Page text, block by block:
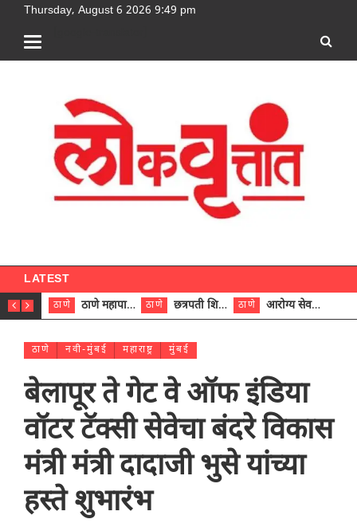
Thursday, August 6 2026 9:49 pm
LATEST
ठाणे ठाणे महापालिकेच्या नऊ प्रभाग समित्यांवर अध्यक्ष विराजमान ठाणे छत्रपती शिवाजी महाराज रुग्णालयात दुर्मिळ ट्युमरची यशस्वी शस्त्रक्रिया ठाणे आरोग्य सेवक (पुरुष) पदावरून ११ कर्मचाऱ्यांना आरोग्य सहाय्यक (पुरुष) पदावर पदोन्नती; मुख्य कार्यकारी अधिकारी रणजित यादव यांच्या हस्ते आदेश वितरण
ठाणे नवी-मुंबई महाराष्ट्र मुंबई
बेलापूर ते गेट वे ऑफ इंडिया
वॉटर टॅक्सी सेवेचा बंदरे विकास
मंत्री मंत्री दादाजी भुसे यांच्या
हस्ते शुभारंभ